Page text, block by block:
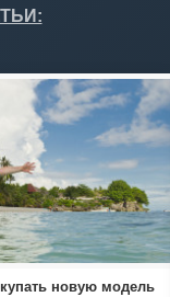
новую модель